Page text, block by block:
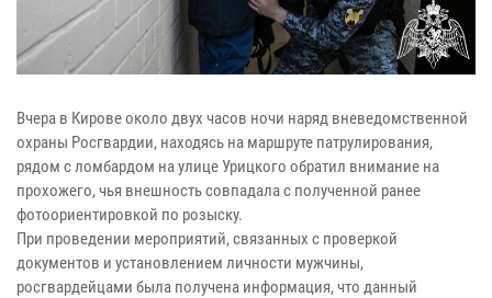
Вчера в Кирове около двух часов ночи наряд вневедомственной
охраны Росгвардии, находясь на маршруте патрулирования,
рядом с ломбардом на улице Урицкого обратил внимание на
прохожего, чья внешность совпадала с полученной ранее
фотоориентировкой по розыску.
При проведении мероприятий, связанных с проверкой
документов и установлением личности мужчины,
росгвардейцами была получена информация, что данный